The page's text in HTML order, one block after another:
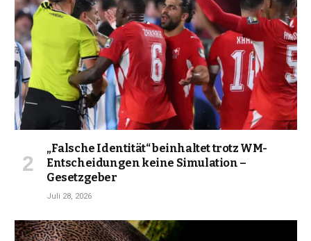
„Falsche Identität“ beinhaltet trotz WM-
Entscheidungen keine Simulation –
Gesetzgeber
Juli 28, 2026